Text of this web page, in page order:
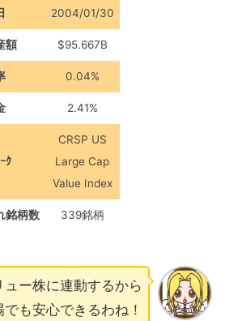
2004/01/30
額 $95.667B
0.04%
2.41%
ｸ
CRSP US
Large Cap
Value Index
銘柄数 339銘柄
ュー株に連動するから
も安心できるわね！